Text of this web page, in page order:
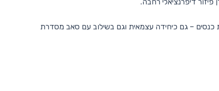
כנסים – גם כיחידה עצמאית וגם בשילוב עם סאב מסדרת